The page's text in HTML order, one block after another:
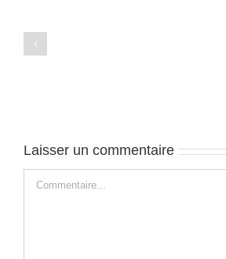
Laisser un commentaire